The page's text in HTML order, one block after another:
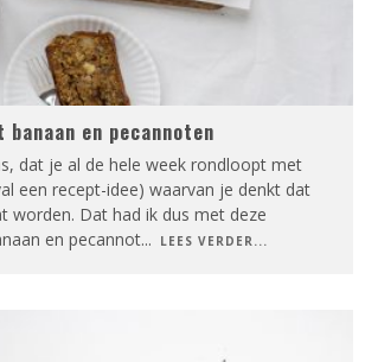
en pecannoten
dat je al de hele week rondloopt met
een recept-idee) waarvan je denkt dat
worden. Dat had ik dus met deze
en pecannot... LEES VERDER...